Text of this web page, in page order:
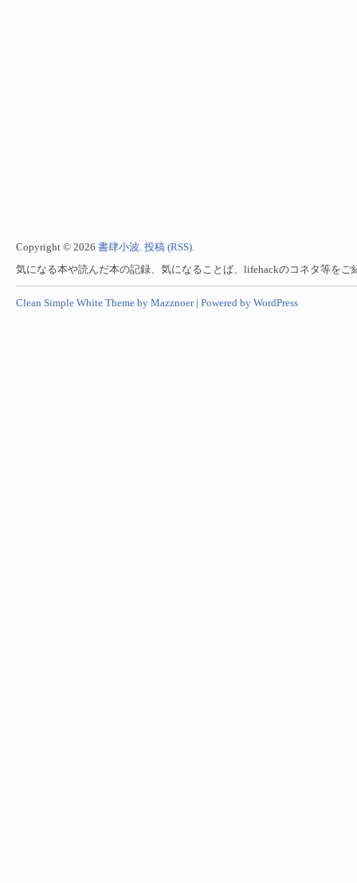
Copyright © 2026 書肆小波. 投稿 (RSS).
気になる本や読んだ本の記録、気になることば、lifehackのコネタ等をご
Clean Simple White Theme by Mazznoer | Powered by WordPress